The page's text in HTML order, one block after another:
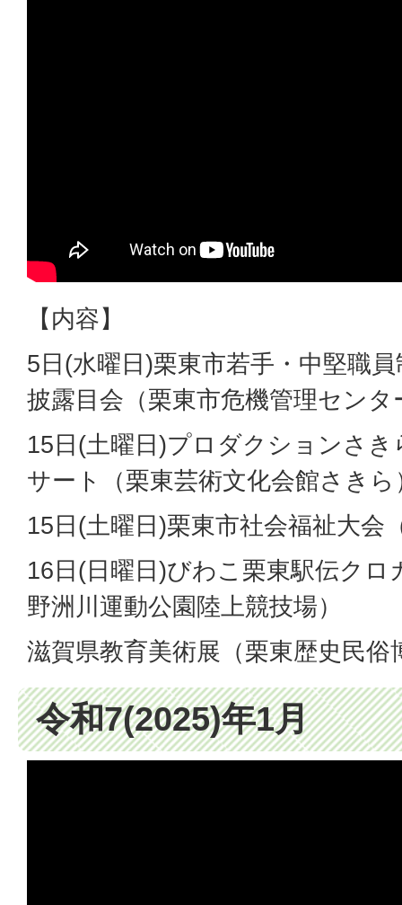
【内容】
5日(水曜日)栗東市若手・中堅職
披露目会（栗東市危機管理センタ
15日(土曜日)プロダクションさ
サート（栗東芸術文化会館さきら
15日(土曜日)栗東市社会福祉大会
16日(日曜日)びわこ栗東駅伝クロ
野洲川運動公園陸上競技場）
滋賀県教育美術展（栗東歴史民俗
令和7(2025)年1月